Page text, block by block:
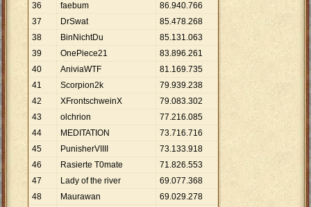
36
faebum 86.940.766
37
DrSwat 85.478.268
38
BinNichtDu 85.131.063
39
OnePiece21 83.896.261
40
AniviaWTF 81.169.735
41
Scorpion2k 79.939.238
42
XFrontschweinX 79.083.302
43
olchrion 77.216.085
44
MEDITATION 73.716.716
45
PunisherVIIII 73.133.918
46
Rasierte T0mate 71.826.553
47
Lady of the river 69.077.368
48
Maurawan 69.029.278